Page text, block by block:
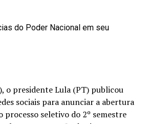
do Poder Nacional em seu
o presidente Lula (PT) publicou
sociais para anunciar a abertura
processo seletivo do 2º semestre